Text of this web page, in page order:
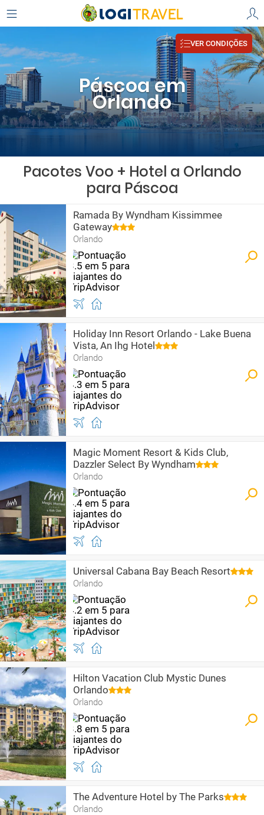
Páscoa em
Orlando
VER CONDIÇÕES
Pacotes Voo + Hotel a Orlando
para Páscoa
Ramada By Wyndham Kissimmee
Gateway
Orlando
Holiday Inn Resort Orlando - Lake Buena
Vista, An Ihg Hotel
Orlando
Magic Moment Resort & Kids Club,
Dazzler Select By Wyndham
Orlando
Universal Cabana Bay Beach Resort
Orlando
Hilton Vacation Club Mystic Dunes
Orlando
Orlando
The Adventure Hotel by The Parks
Orlando